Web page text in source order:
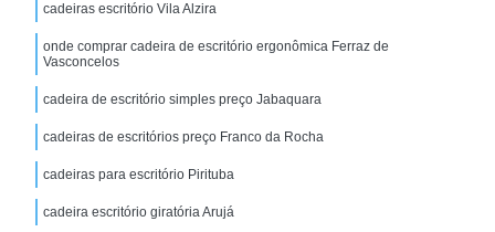
cadeiras escritório Vila Alzira
onde comprar cadeira de escritório ergonômica Ferraz de
Vasconcelos
cadeira de escritório simples preço Jabaquara
cadeiras de escritórios preço Franco da Rocha
cadeiras para escritório Pirituba
cadeira escritório giratória Arujá